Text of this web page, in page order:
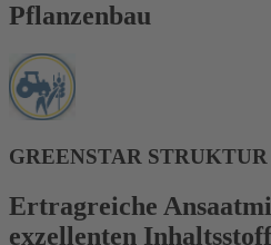
Pflanzenbau
GREENSTAR
Ertragreiche
exzellenten